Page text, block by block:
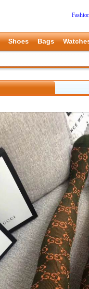
Shoes Bags
上一张